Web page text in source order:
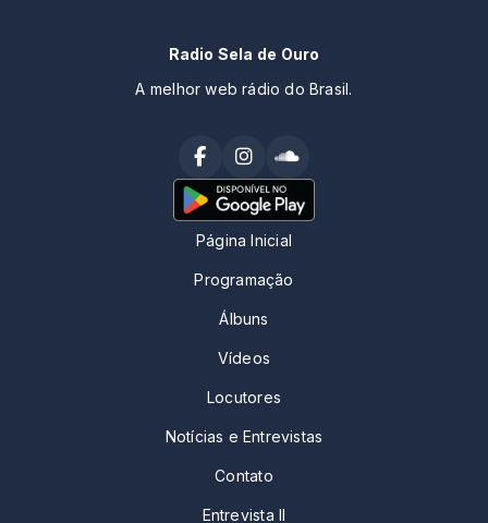
Radio Sela de Ouro
A melhor web rádio do Brasil.
Página Inicial
Programação
Álbuns
Vídeos
Locutores
Notícias e Entrevistas
Contato
Entrevista II